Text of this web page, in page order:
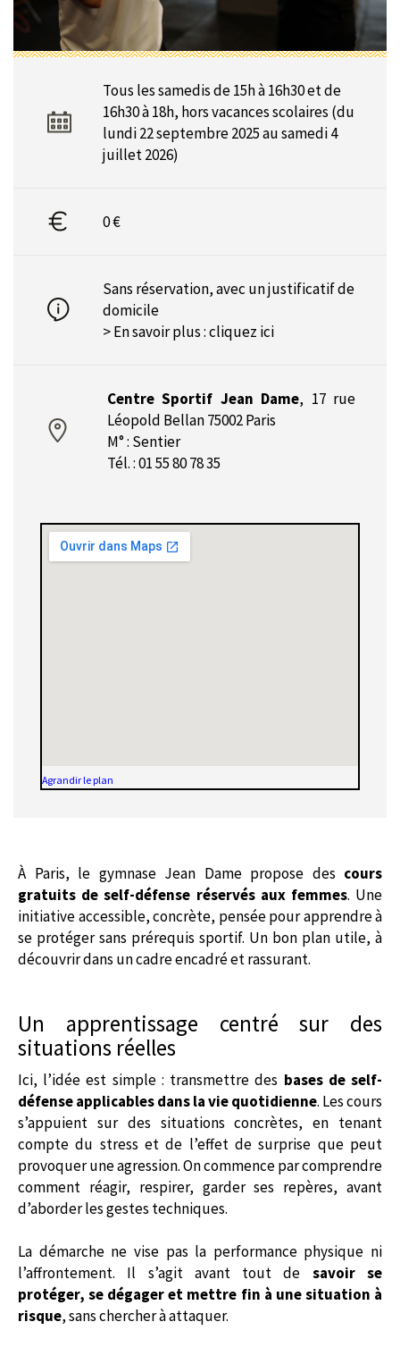
Tous les samedis de 15h à 16h30 et de
16h30 à 18h, hors vacances scolaires (du
lundi 22 septembre 2025 au samedi 4
juillet 2026)
0 €
Sans réservation, avec un justificatif de
domicile
> En savoir plus :cliquez ici
Centre Sportif Jean Dame, 17 rue
Léopold Bellan 75002 Paris
M° : Sentier
Tél. : 01 55 80 78 35
Agrandir le plan
À Paris, le gymnase Jean Dame propose des cours
gratuits de self-défense réservés aux femmes. Une
initiative accessible, concrète, pensée pour apprendre à
se protéger sans prérequis sportif. Un bon plan utile, à
découvrir dans un cadre encadré et rassurant.
Un apprentissage centré sur des
situations réelles
Ici, l’idée est simple : transmettre des bases de self-
défense applicables dans la vie quotidienne. Les cours
s’appuient sur des situations concrètes, en tenant
compte du stress et de l’effet de surprise que peut
provoquer une agression. On commence par comprendre
comment réagir, respirer, garder ses repères, avant
d’aborder les gestes techniques.
La démarche ne vise pas la performance physique ni
l’affrontement. Il s’agit avant tout de savoir se
protéger, se dégager et mettre fin à une situation à
risque, sans chercher à attaquer.